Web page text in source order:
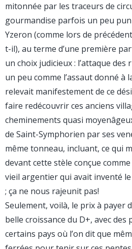
mitonnée par les traceurs de
gourmandise parfois un peu
Yzeron (comme lors de
t-il), au terme d’une première
un choix judicieux : l’attaque des
un peu comme l’assaut donné à
relevait manifestement de ce
faire redécouvrir ces anciens
cheminements quasi
de Saint-Symphorien par ses
même tonneau, incluant, ce qui
devant cette stèle conçue
vieil argentier qui avait inventé
; ça ne nous rajeunit pas!
Seulement, voilà, le prix à payer
belle croissance du D+, avec des
certains pays où l’on dit que